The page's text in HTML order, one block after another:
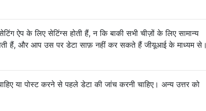
ऐप के लिए सेटिंग्स होती हैं, न कि बाकी सभी चीज़ों के लिए सामान्य
हैं, और आप उस पर डेटा साफ़ नहीं कर सकते हैं जीयूआई के माध्यम से।
या पोस्ट करने से पहले डेटा की जांच करनी चाहिए। अन्य उत्तर को